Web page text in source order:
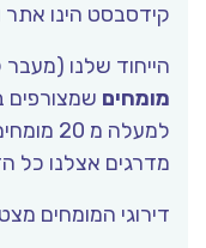
קידסבסט הינו אתר
הייחוד שלנו
מומחים שמצורפים
למעלה
מדרגים אצלנו כל
דירוגי המומחים